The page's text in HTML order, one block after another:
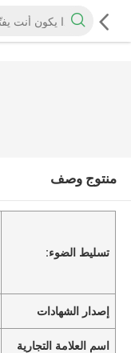
منتوج وصف
تسليط الضوء:
إصدار الشهادات
اسم العلامة التجارية